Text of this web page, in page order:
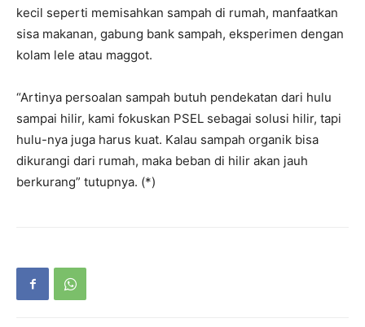
kecil seperti memisahkan sampah di rumah, manfaatkan
sisa makanan, gabung bank sampah, eksperimen dengan
kolam lele atau maggot.
“Artinya persoalan sampah butuh pendekatan dari hulu
sampai hilir, kami fokuskan PSEL sebagai solusi hilir, tapi
hulu-nya juga harus kuat. Kalau sampah organik bisa
dikurangi dari rumah, maka beban di hilir akan jauh
berkurang” tutupnya. (*)